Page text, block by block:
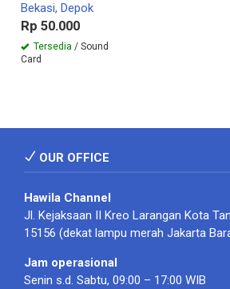
Bekasi, Depok
Rp 50.000
Tersedia / Sound
Card
OUR OFFICE
Hawila Channel
Jl. Kejaksaan II Kreo Larangan Kota
15156 (dekat lampu merah Jakarta
Jam operasional
Senin s.d. Sabtu, 09:00 – 17:00 WIB